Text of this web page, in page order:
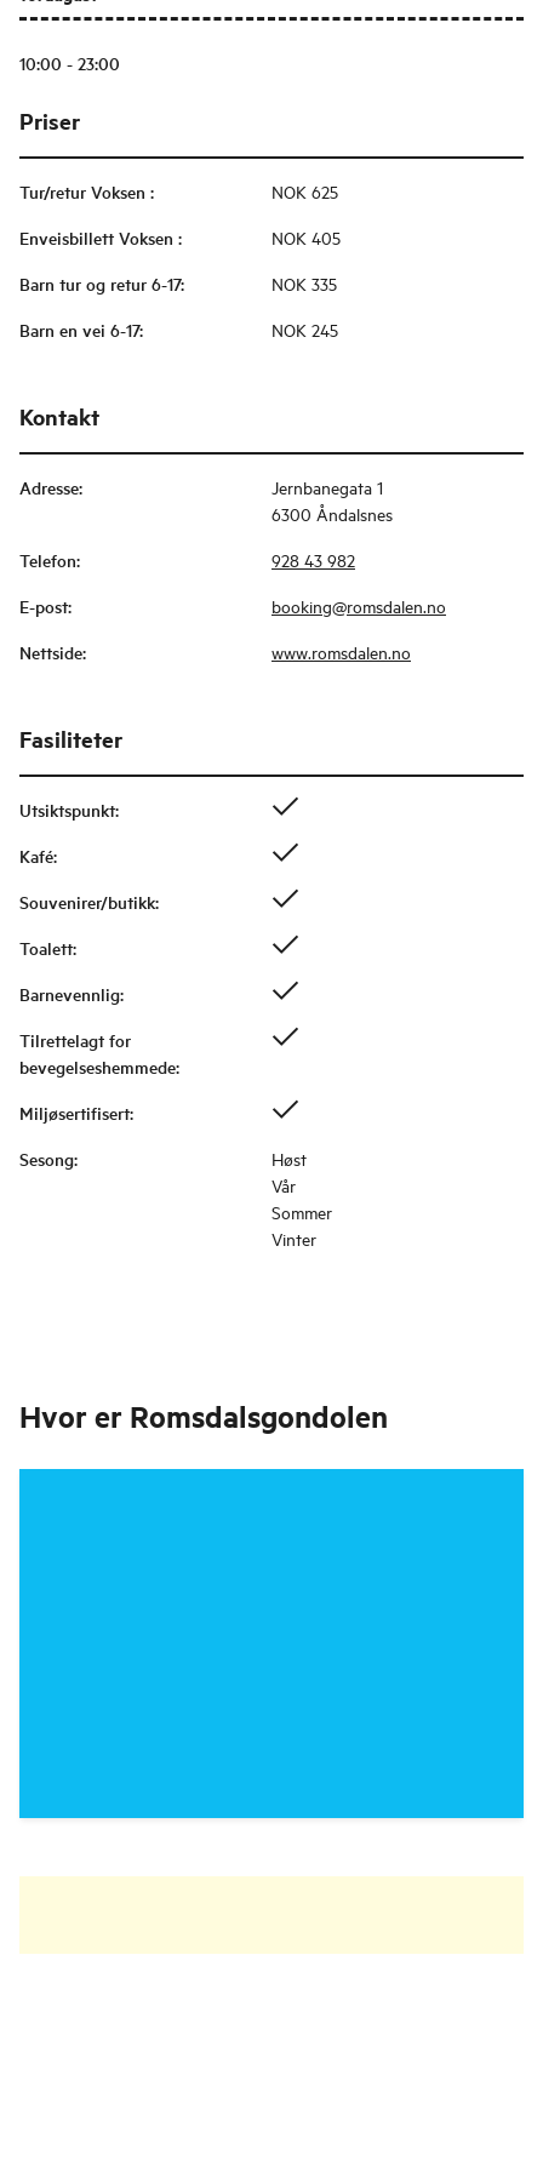
10:00 - 23:00
Priser
Tur/retur Voksen : NOK 625
Enveisbillett Voksen : NOK 405
Barn tur og retur 6-17: NOK 335
Barn en vei 6-17: NOK 245
Kontakt
Adresse:
Jernbanegata 1
6300 Åndalsnes
Telefon: 928 43 982
E-post: booking@romsdalen.no
Nettside: www.romsdalen.no
Fasiliteter
Utsiktspunkt:
Kafé:
Souvenirer/butikk:
Toalett:
Barnevennlig:
Tilrettelagt for
bevegelseshemmede:
Miljøsertifisert:
Sesong:
Høst
Vår
Sommer
Vinter
Hvor er Romsdalsgondolen